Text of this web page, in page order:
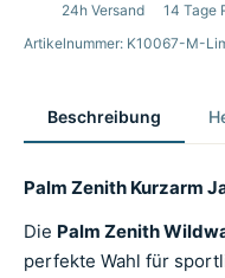
24h Versand 14 Tage
Artikelnummer: K10067-M-
Beschreibung
Palm Zenith Kurzarm
Die Palm Zenith
perfekte Wahl für